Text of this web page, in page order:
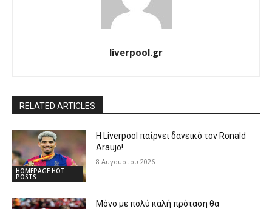
liverpool.gr
RELATED ARTICLES
HOMEPAGE HOT
POSTS
Η Liverpool παίρνει δανεικό τον Ronald
Araujo!
8 Αυγούστου 2026
Μόνο με πολύ καλή πρόταση θα